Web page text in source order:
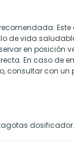
de vida
en posición
En caso de
consultar con un
dosificador.